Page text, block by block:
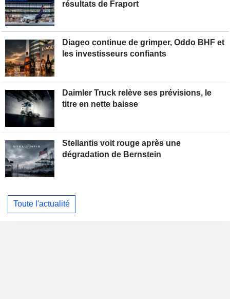
résultats de Fraport
Diageo continue de grimper, Oddo BHF et
les investisseurs confiants
Daimler Truck relève ses prévisions, le
titre en nette baisse
Stellantis voit rouge après une
dégradation de Bernstein
Toute l'actualité